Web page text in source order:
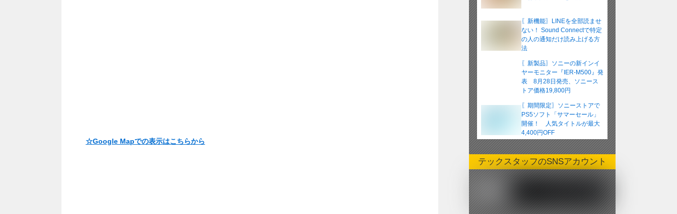
☆Google Mapでの表示はこちらから
〖新機能〗LINEを全部読ませ
ない！ Sound Connectで特定
の人の通知だけ読み上げる方
法
〖新製品〗ソニーの新インイ
ヤーモニター『IER-M500』発
表 8月28日発売、ソニース
トア価格19,800円
〖期間限定〗ソニーストアで
PS5ソフト「サマーセール」
開催！ 人気タイトルが最大
4,400円OFF
テックスタッフのSNSアカウント